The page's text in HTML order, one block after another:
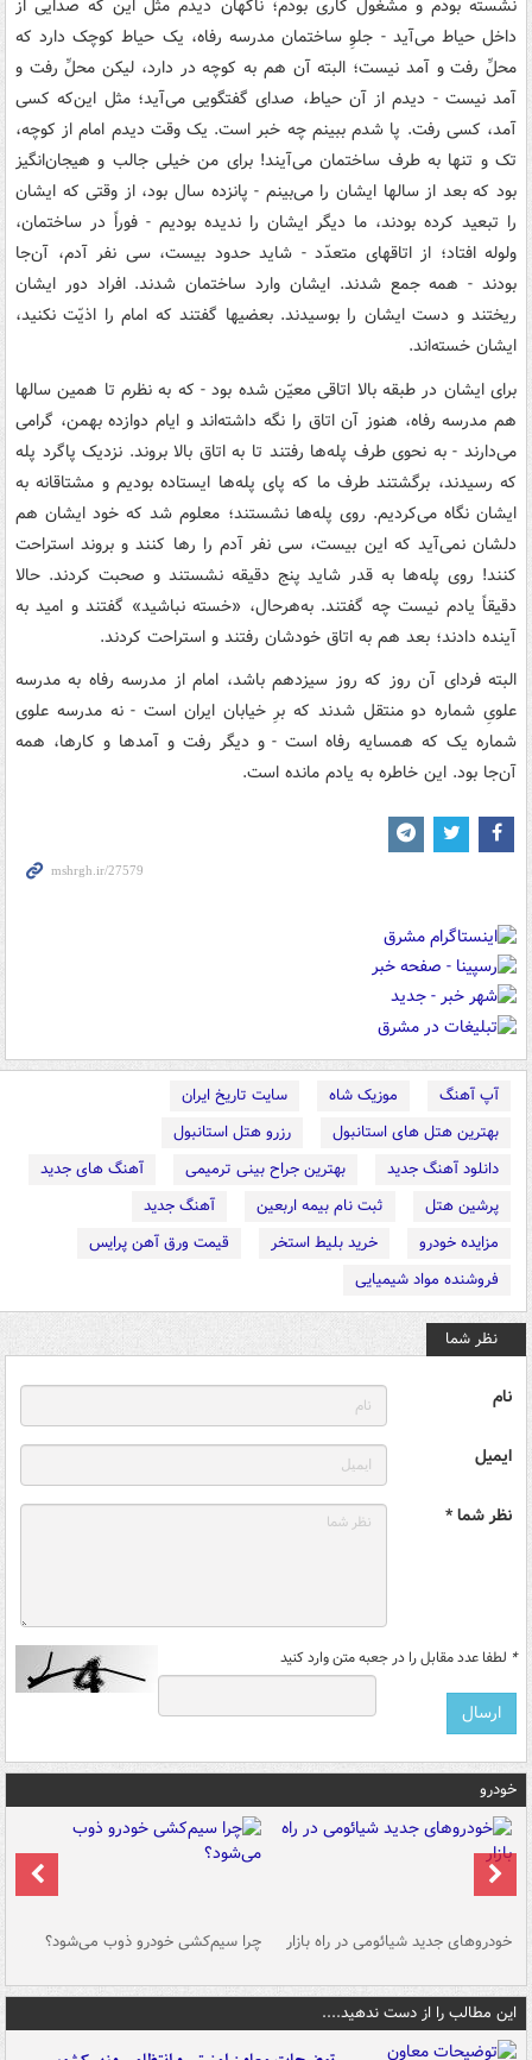
نشسته بودم و مشغول کارى بودم؛ ناگهان ديدم مثل اين که صدايى از
داخل حياط مى‌آيد - جلوِ ساختمان مدرسه رفاه، يک حياط کوچک دارد که
محلِّ رفت و آمد نيست؛ البته آن هم به کوچه در دارد، ليکن محلِّ رفت و
آمد نيست - ديدم از آن حياط، صداى گفتگويى مى‌آيد؛ مثل اين‌که کسى
آمد، کسى رفت. پا شدم ببينم چه خبر است. يک وقت ديدم امام از کوچه،
تک و تنها به طرف ساختمان مى‌آيند! براى من خيلى جالب و هيجان‌انگيز
بود که بعد از سالها ايشان را مى‌بينم - پانزده سال بود، از وقتى که ايشان
را تبعيد کرده بودند، ما ديگر ايشان را نديده بوديم - فوراً در ساختمان،
ولوله افتاد؛ از اتاقهاى متعدّد - شايد حدود بيست، سى نفر آدم، آن‌جا
بودند - همه جمع شدند. ايشان وارد ساختمان شدند. افراد دور ايشان
ريختند و دست ايشان را بوسيدند. بعضيها گفتند که امام را اذيّت نکنيد،
ايشان خسته‌اند.
براى ايشان در طبقه بالا اتاقى معيّن شده بود - که به نظرم تا همين سالها
هم مدرسه رفاه، هنوز آن اتاق را نگه داشته‌اند و ايام دوازده بهمن، گرامى
مى‌دارند - به نحوى طرف پله‌ها رفتند تا به اتاق بالا بروند. نزديک پاگرد پله
که رسيدند، برگشتند طرف ما که پاى پله‌ها ايستاده بوديم و مشتاقانه به
ايشان نگاه مى‌کرديم. روى پله‌ها نشستند؛ معلوم شد که خود ايشان هم
دلشان نمى‌آيد که اين بيست، سى نفر آدم را رها کنند و بروند استراحت
کنند! روى پله‌ها به قدر شايد پنج دقيقه نشستند و صحبت کردند. حالا
دقيقاً يادم نيست چه گفتند. به‌هرحال، «خسته نباشيد» گفتند و اميد به
آينده دادند؛ بعد هم به اتاق خودشان رفتند و استراحت کردند.
البته فرداى آن روز که روز سيزدهم باشد، امام از مدرسه رفاه به مدرسه
علوىِ شماره دو منتقل شدند که برِ خيابان ايران است - نه مدرسه علوى
شماره يک که همسايه رفاه است - و ديگر رفت و آمدها و کارها، همه
آن‌جا بود. اين خاطره به يادم مانده است.
آپ آهنگ موزیک شاه
سایت تاریخ ایران
بهترین هتل های استانبول
رزرو هتل استانبول
دانلود آهنگ جدید
بهترین جراح بینی ترمیمی
آهنگ های جدید
پرشین هتل
ثبت نام بیمه اربعین
آهنگ جدید
مزایده خودرو
خرید بلیط استخر
قیمت ورق آهن پرایس
فروشنده مواد شیمیایی
نظر شما
نام
ایمیل
نظر شما *
* لطفا عدد مقابل را در جعبه متن وارد کنید
خودرو
خودروهای جدید شیائومی در راه بازار چرا سیم‌کشی خودرو ذوب می‌شود؟
این مطالب را از دست ندهید....